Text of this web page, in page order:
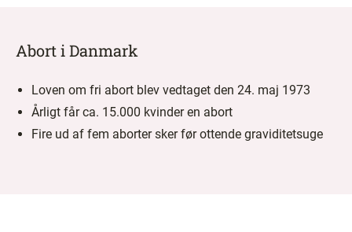
Abort i Danmark
Loven om fri abort blev vedtaget den 24. maj 1973
Årligt får ca. 15.000 kvinder en abort
Fire ud af fem aborter sker før ottende graviditetsuge